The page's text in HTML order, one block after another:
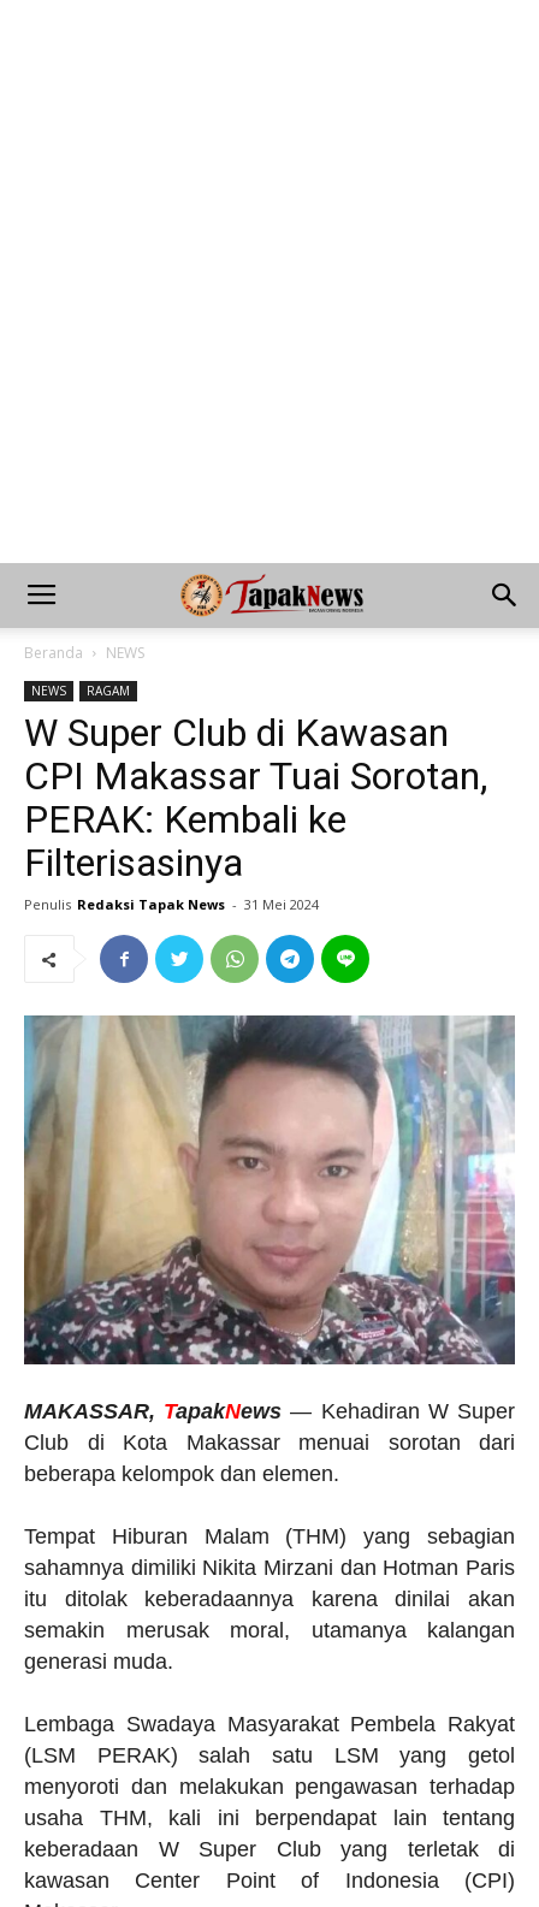
Beranda NEWS
NEWS RAGAM
W Super Club di Kawasan
CPI Makassar Tuai Sorotan,
PERAK: Kembali ke
Filterisasinya
Penulis Redaksi Tapak News - 31 Mei 2024
MAKASSAR, TapakNews — Kehadiran W Super
Club di Kota Makassar menuai sorotan dari
beberapa kelompok dan elemen.
Tempat Hiburan Malam (THM) yang sebagian
sahamnya dimiliki Nikita Mirzani dan Hotman Paris
itu ditolak keberadaannya karena dinilai akan
semakin merusak moral, utamanya kalangan
generasi muda.
Lembaga Swadaya Masyarakat Pembela Rakyat
(LSM PERAK) salah satu LSM yang getol
menyoroti dan melakukan pengawasan terhadap
usaha THM, kali ini berpendapat lain tentang
keberadaan W Super Club yang terletak di
kawasan Center Point of Indonesia (CPI)